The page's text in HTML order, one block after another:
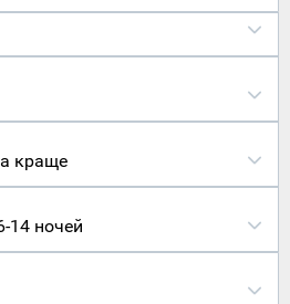
краще
14 ночей